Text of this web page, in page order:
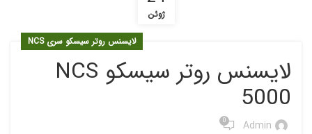
ژوئن
لایسنس روتر سیسکو سری NCS
لایسنس روتر سیسکو NCS
5000
Admin
0